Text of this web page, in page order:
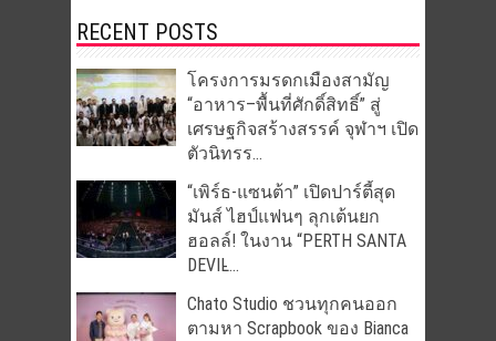
RECENT POSTS
โครงการมรดกเมืองสามัญ
“อาหาร–พื้นที่ศักดิ์สิทธิ์” สู่
เศรษฐกิจสร้างสรรค์ จุฬาฯ เปิด
ตัวนิทรร...
“เพิร์ธ-แซนต้า” เปิดปาร์ตี้สุด
มันส์ ไฮป์แฟนๆ ลุกเต้นยก
ฮอลล์! ในงาน “PERTH SANTA
DEVIL̵...
Chato Studio ชวนทุกคนออก
ตามหา Scrapbook ของ Bianca